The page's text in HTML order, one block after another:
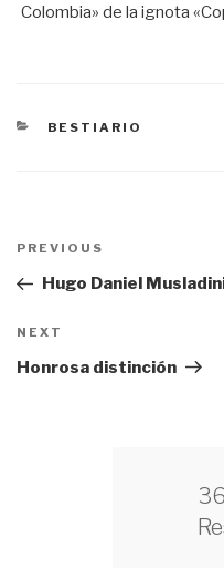
Colombia» de la ignota
CATEGORÍAS
BESTIARIO
Navegación
entradas
Previous
Post
PREVIOUS
Hugo Daniel
Next
Post
NEXT
Honrosa distinción